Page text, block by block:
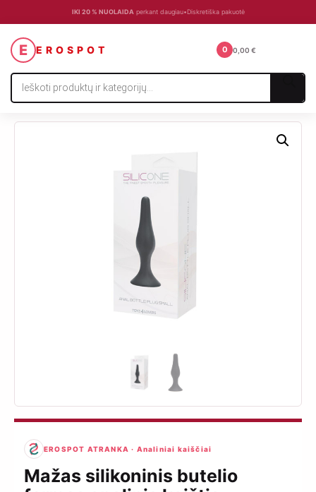
IKI 20 % NUOLAIDA perkant daugiau•Diskretiška pakuotė
E EROSPOT
Products
search
0 0,00 €
EROSPOT ATRANKA · Analiniai kaiščiai
Mažas silikoninis butelio